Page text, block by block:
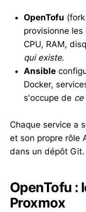
OpenTofu
provisionne les
CPU, RAM,
qui existe.
Ansible
Docker,
s'occupe de ce
Chaque service a
et son propre rôle
dans un dépôt Git.
OpenTofu :
Proxmox